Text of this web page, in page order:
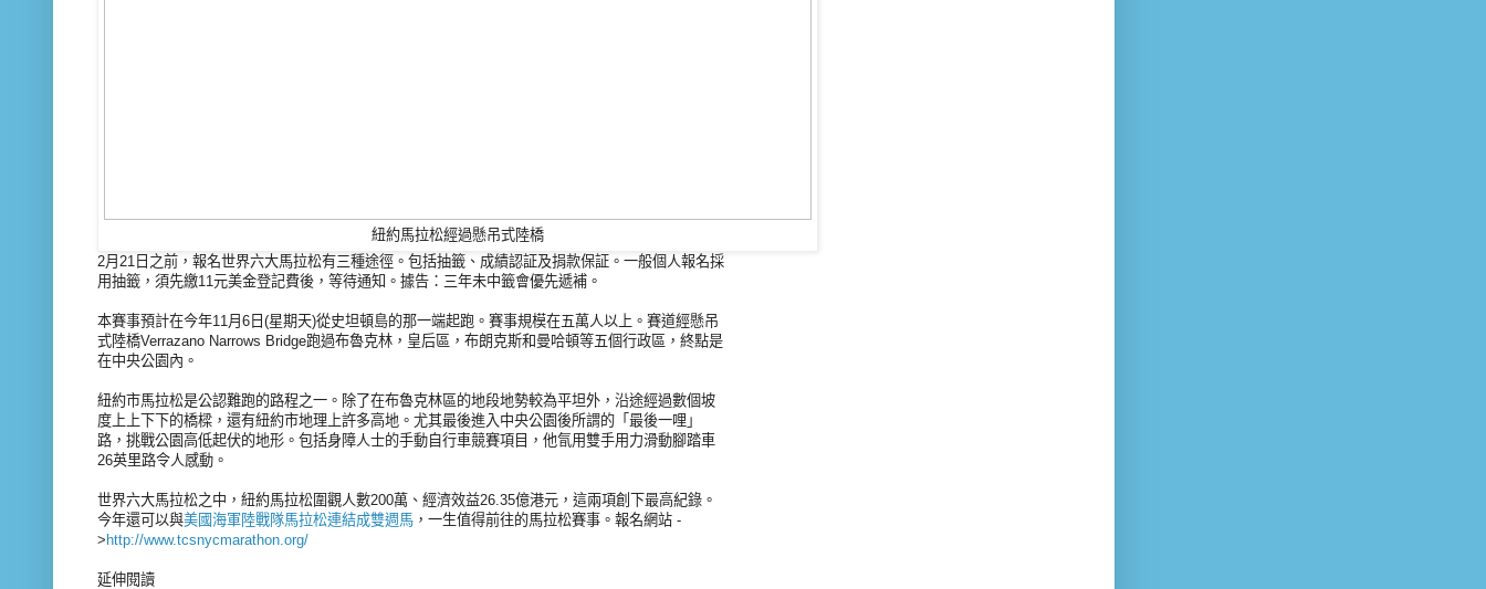
紐約馬拉松經過懸吊式陸橋
2月21日之前，報名世界六大馬拉松有三種途徑。包括抽籤、成績認証及捐款保証。一般個人報名採
用抽籤，須先繳11元美金登記費後，等待通知。據告：三年未中籤會優先遞補。
本賽事預計在今年11月6日(星期天)從史坦頓島的那一端起跑。賽事規模在五萬人以上。賽道經懸吊
式陸橋Verrazano Narrows Bridge跑過布魯克林，皇后區，布朗克斯和曼哈頓等五個行政區，終點是
在中央公園內。
紐約市馬拉松是公認難跑的路程之一。除了在布魯克林區的地段地勢較為平坦外，沿途經過數個坡
度上上下下的橋樑，還有紐約市地理上許多高地。尤其最後進入中央公園後所謂的「最後一哩」
路，挑戰公園高低起伏的地形。包括身障人士的手動自行車競賽項目，他氜用雙手用力滑動腳踏車
26英里路令人感動。
世界六大馬拉松之中，紐約馬拉松圍觀人數200萬、經濟效益26.35億港元，這兩項創下最高紀錄。
今年還可以與美國海軍陸戰隊馬拉松連結成雙週馬 ，一生值得前往的馬拉松賽事。報名網站 -
> http://www.tcsnycmarathon.org/
延伸閱讀